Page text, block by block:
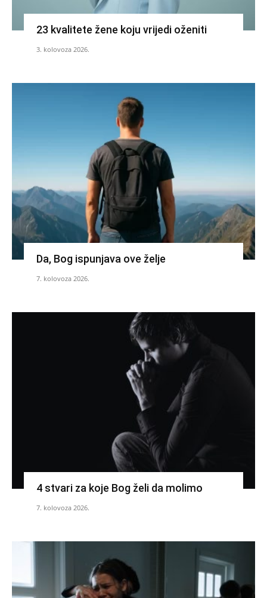
23 kvalitete žene koju vrijedi oženiti
3. kolovoza 2026.
Da, Bog ispunjava ove želje
7. kolovoza 2026.
4 stvari za koje Bog želi da molimo
7. kolovoza 2026.